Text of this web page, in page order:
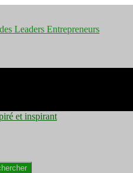
Pourquoi
et inspirant